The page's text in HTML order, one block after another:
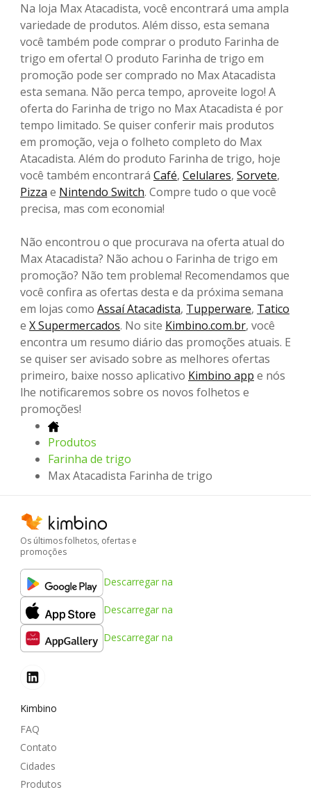
Na loja Max Atacadista, você encontrará uma ampla
variedade de produtos. Além disso, esta semana
você também pode comprar o produto Farinha de
trigo em oferta! O produto Farinha de trigo em
promoção pode ser comprado no Max Atacadista
esta semana. Não perca tempo, aproveite logo! A
oferta do Farinha de trigo no Max Atacadista é por
tempo limitado. Se quiser conferir mais produtos
em promoção, veja o folheto completo do Max
Atacadista. Além do produto Farinha de trigo, hoje
você também encontrará Café, Celulares, Sorvete,
Pizza e Nintendo Switch. Compre tudo o que você
precisa, mas com economia!
Não encontrou o que procurava na oferta atual do
Max Atacadista? Não achou o Farinha de trigo em
promoção? Não tem problema! Recomendamos que
você confira as ofertas desta e da próxima semana
em lojas como Assaí Atacadista, Tupperware, Tatico
e X Supermercados. No site Kimbino.com.br, você
encontra um resumo diário das promoções atuais. E
se quiser ser avisado sobre as melhores ofertas
primeiro, baixe nosso aplicativo Kimbino app e nós
lhe notificaremos sobre os novos folhetos e
promoções!
Produtos
Farinha de trigo
Max Atacadista Farinha de trigo
Os últimos folhetos, ofertas e
promoções
Descarregar na
Descarregar na
Descarregar na
Kimbino
FAQ
Contato
Cidades
Produtos